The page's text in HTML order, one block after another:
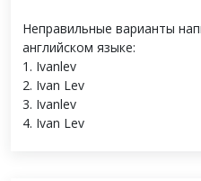
Неправильные варианты
английском языке:
1. Ivanlev
2. Ivan Lev
3. Ivanlev
4. Ivan Lev